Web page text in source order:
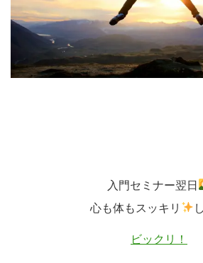
入門セミナー翌日
心も体もスッキリ
ビックリ！